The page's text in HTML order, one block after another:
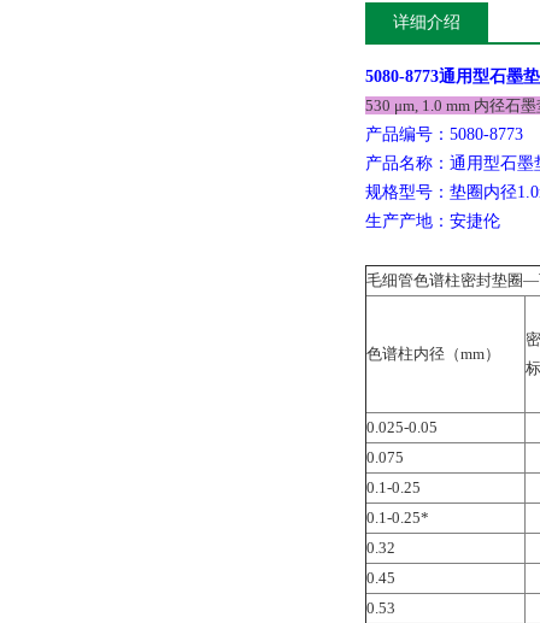
详细介绍
5080-8773通用型石墨
530 μm, 1.0 mm 内
产品编号：5080-
产品名称：通用型石墨
规格型号：垫圈内径
生产产地：安捷伦
毛细管色谱柱密封垫圈—
色谱柱内径（mm）
0.025-0.05
0.075
0.1-0.25
0.1-0.25*
0.32
0.45
0.53